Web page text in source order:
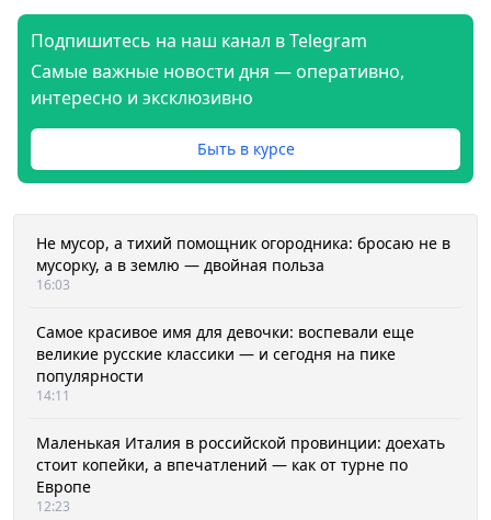
Подпишитесь на наш канал в Telegram
Самые важные новости дня — оперативно,
интересно и эксклюзивно
Быть в курсе
Не мусор, а тихий помощник огородника: бросаю не в
мусорку, а в землю — двойная польза
16:03
Самое красивое имя для девочки: воспевали еще
великие русские классики — и сегодня на пике
популярности
14:11
Маленькая Италия в российской провинции: доехать
стоит копейки, а впечатлений — как от турне по
Европе
12:23